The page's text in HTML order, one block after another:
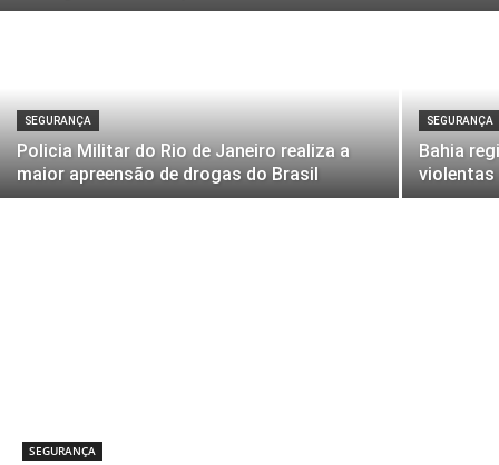
SEGURANÇA
Policia Militar do Rio de Janeiro realiza a
maior apreensão de drogas do Brasil
SEGURANÇA
Bahia
SEGURANÇA